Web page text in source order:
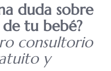
duda sobre
tu bebé?
consultorio
y